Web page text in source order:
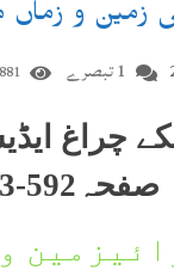
881
چراغ
صفحہ592-593